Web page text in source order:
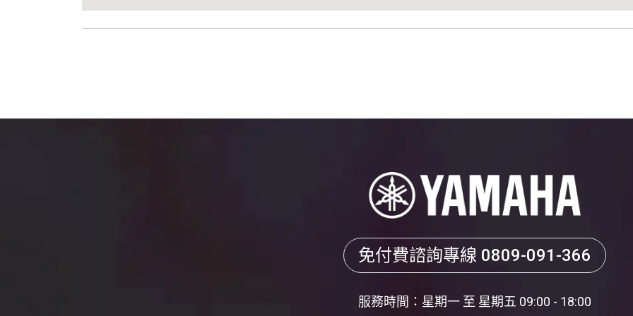
免付費諮詢專線 0809-091-366
服務時間：星期一 至 星期五 09:00 - 18:00